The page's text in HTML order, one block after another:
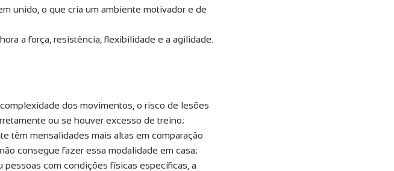
unido, o que cria um ambiente motivador e de
a força, resistência, flexibilidade e a agilidade.
dos movimentos, o risco de lesões
ou se houver excesso de treino;
têm mensalidades mais altas em comparação
consegue fazer essa modalidade em casa;
com condições físicas específicas, a